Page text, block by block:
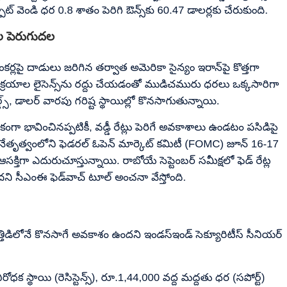
వెండి ధర 0.8 శాతం పెరిగి ఔన్స్‌కు 60.47 డాలర్లకు చేరుకుంది.
దాడులు జరిగిన తర్వాత అమెరికా సైన్యం ఇరాన్‌పై కొత్తగా
లైసెన్స్‌ను రద్దు చేయడంతో ముడిచమురు ధరలు ఒక్కసారిగా
డాలర్ వారపు గరిష్ట స్థాయిల్లో కొనసాగుతున్నాయి.
భావించినప్పటికీ, వడ్డీ రేట్లు పెరిగే అవకాశాలు ఉండటం పసిడిపై
నేతృత్వంలోని ఫెడరల్ ఓపెన్ మార్కెట్ కమిటీ (FOMC) జూన్ 16-17
ఎదురుచూస్తున్నాయి. రాబోయే సెప్టెంబర్ సమీక్షలో ఫెడ్ రేట్ల
సీఎంఈ ఫెడ్‌వాచ్ టూల్ అంచనా వేస్తోంది.
కొనసాగే అవకాశం ఉందని ఇండస్‌ఇండ్ సెక్యూరిటీస్ సీనియర్
స్థాయి (రెసిస్టెన్స్), రూ.1,44,000 వద్ద మద్దతు ధర (సపోర్ట్)